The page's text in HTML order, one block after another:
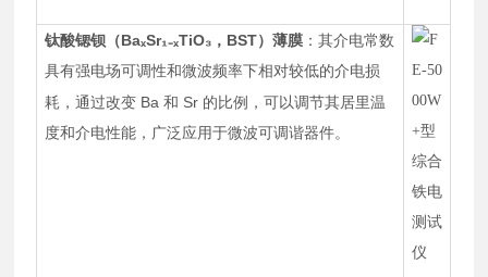
钛酸锶钡（BaₓSr₁₋ₓTiO₃ ， BST）薄膜 ：其介电常数
具有强电场可调性和微波频率下相对较低的介电损
耗，通过改变 Ba和 Sr 的比例，可以调节其居里温
度和介电性能，广泛应用于微波可调谐器件。